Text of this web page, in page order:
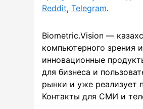
Reddit, Telegram.
Biometric.Vision —
компьютерного зрения
инновационные
для бизнеса и
рынки и уже реализует
Контакты для СМИ и